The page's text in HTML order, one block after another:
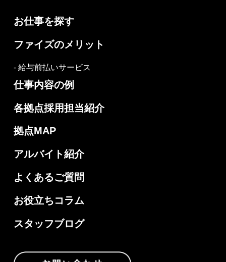
お仕事を探す
ファイズのメリット
- 給与前払いサービス
仕事内容の例
各拠点採用担当紹介
拠点MAP
アルバイト紹介
よくあるご質問
お役立ちコラム
スタッフブログ